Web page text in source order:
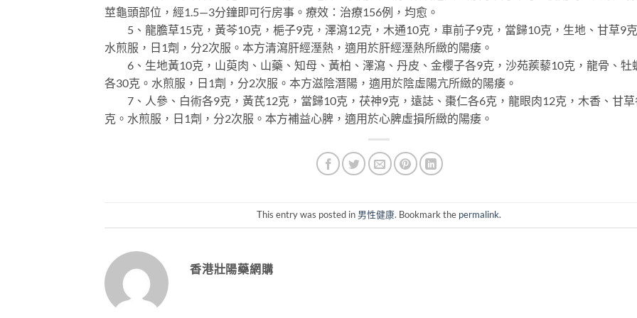
莖龜頭部位，經1.5—3分鐘即可行房事。療效：治療156例，均愈。
5、龍膽草15克，黃芩10克，梔子9克，澤瀉12克，木通10克，車前子9克，當歸10克，生地、甘草9克
水煎服，日1劑，分2次服。本方清瀉肝經溼熱，適用於肝經溼熱所緻的陽痿。
6、生地黃10克，山萸肉、山藥、知母、黃柏、澤瀉、丹皮、金櫻子各9克，沙苑蒺藜10克，龍骨、牡
各30克。水煎服，日1劑，分2次服。本方滋陰潛陽，適用於陰虛陽亢所緻的陽痿。
7、人參、白術各9克，黃芪12克，當歸10克，茯神9克，遠誌、棗仁各6克，龍眼肉12克，木香、甘草
克。水煎服，日1劑，分2次服。本方補益心脾，適用於心脾虛損所緻的陽痿。
This entry was posted in 男性健康. Bookmark the permalink.
香港壯陽藥網購